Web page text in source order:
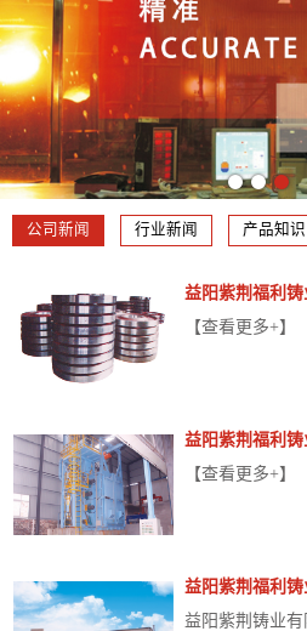
公司新闻 行业新闻 产品知识
益阳紫荆福利铸
迹报告
【查看更多+】
益阳紫荆福利
【查看更多+】
益阳紫荆福利
益阳紫荆铸业